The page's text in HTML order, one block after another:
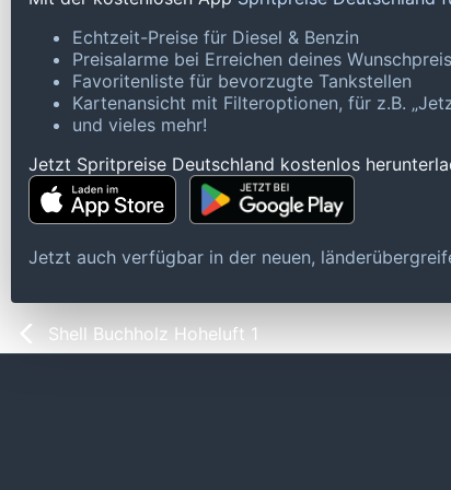
Echtzeit-Preise für Diesel & Benzin
Preisalarme bei Erreichen deines
Favoritenliste für bevorzugte Tankstellen
Kartenansicht mit Filteroptionen, für z.B.
und vieles mehr!
Jetzt Spritpreise Deutschland kostenlos
Jetzt auch verfügbar in der neuen,
Shell Buchholz Hoheluft 1